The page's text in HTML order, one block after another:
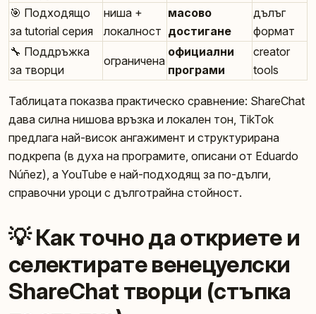
🎯 Подходящо
за tutorial серия
ниша +
локалност
масово
достигане
дълъг
формат
🔧 Поддръжка
за творци
ограничена
официални
програми
creator
tools
Таблицата показва практическо сравнение: ShareChat
дава силна нишова връзка и локален тон, TikTok
предлага най-висок ангажимент и структурирана
подкрепа (в духа на програмите, описани от Eduardo
Núñez), а YouTube е най-подходящ за по-дълги,
справочни уроци с дълготрайна стойност.
💡 Как точно да откриете и
селектирате венецуелски
ShareChat творци (стъпка